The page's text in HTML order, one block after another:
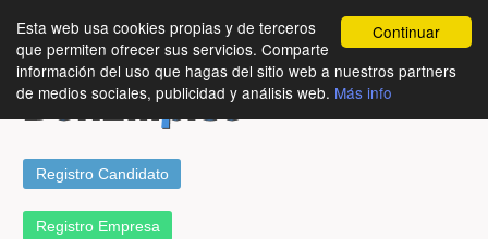
Continuar
Esta web usa cookies propias y de terceros
que permiten ofrecer sus servicios. Comparte
información del uso que hagas del sitio web a nuestros partners
de medios sociales, publicidad y análisis web. Más info
Registro Candidato
Registro Empresa